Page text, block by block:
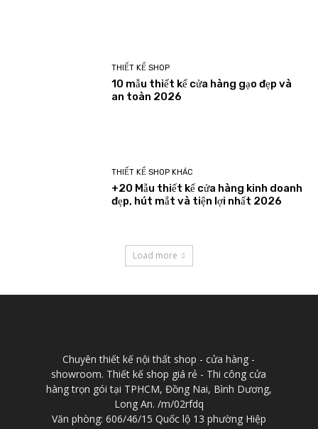
THIẾT KẾ SHOP
10 mẫu thiết kế cửa hàng gạo đẹp và
an toàn 2026
THIẾT KẾ SHOP KHÁC
+20 Mẫu thiết kế cửa hàng kinh doanh
đẹp, hút mắt và tiện lợi nhất 2026
Load more
Chuyên thiết kế nội thất shop - cửa hàng -
showroom. Thiết kế shop giá rẻ - Thi công cửa
hàng trọn gói tại TPHCM, Đồng Nai, Bình Dương,
Long An. /m/02rfdq
Văn phòng: 606/46/15 Quốc lộ 13 phường Hiệp